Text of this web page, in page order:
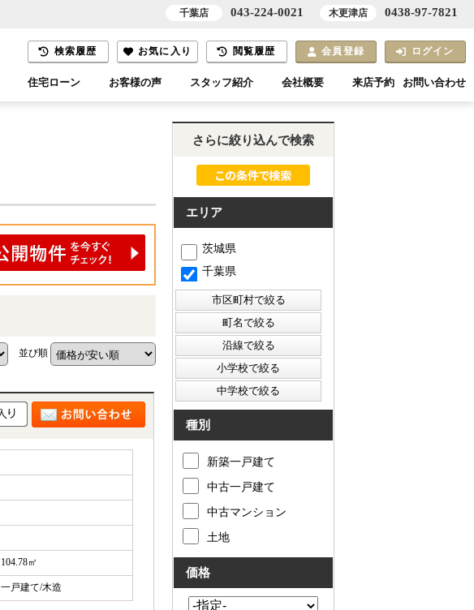
検索履歴 お気に入り 閲覧履歴 会員登録 ログイン
住宅ローン お客様の声 スタッフ紹介 会社概要 来店予約 お問い合わせ
並び順
104.78㎡
一戸建て/木造
さらに絞り込んで検索
エリア
茨城県
千葉県
種別
新築一戸建て
中古一戸建て
中古マンション
土地
価格
千葉店 043-224-0021 木更津店 0438-97-7821